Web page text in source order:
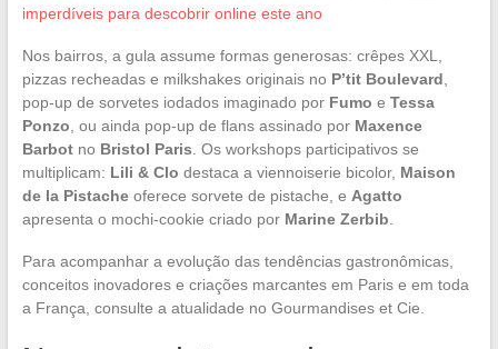
imperdíveis para descobrir online este ano
Nos bairros, a gula assume formas generosas: crêpes XXL,
pizzas recheadas e milkshakes originais no P’tit Boulevard
pop-up de sorvetes iodados imaginado por Fumo e Tessa
Ponzo , ou ainda pop-up de flans assinado por Maxence
Barbotno Bristol Paris . Os workshops participativos se
multiplicam: Lili & Clo destaca a viennoiserie bicolor, Maison
de la Pistacheoferece sorvete de pistache, e Agatto
apresenta o mochi-cookie criado por Marine Zerbib
Para acompanhar a evolução das tendências gastronômicas,
conceitos inovadores e criações marcantes em Paris e em toda
a França, consulte a atualidade no Gourmandises et Cie.